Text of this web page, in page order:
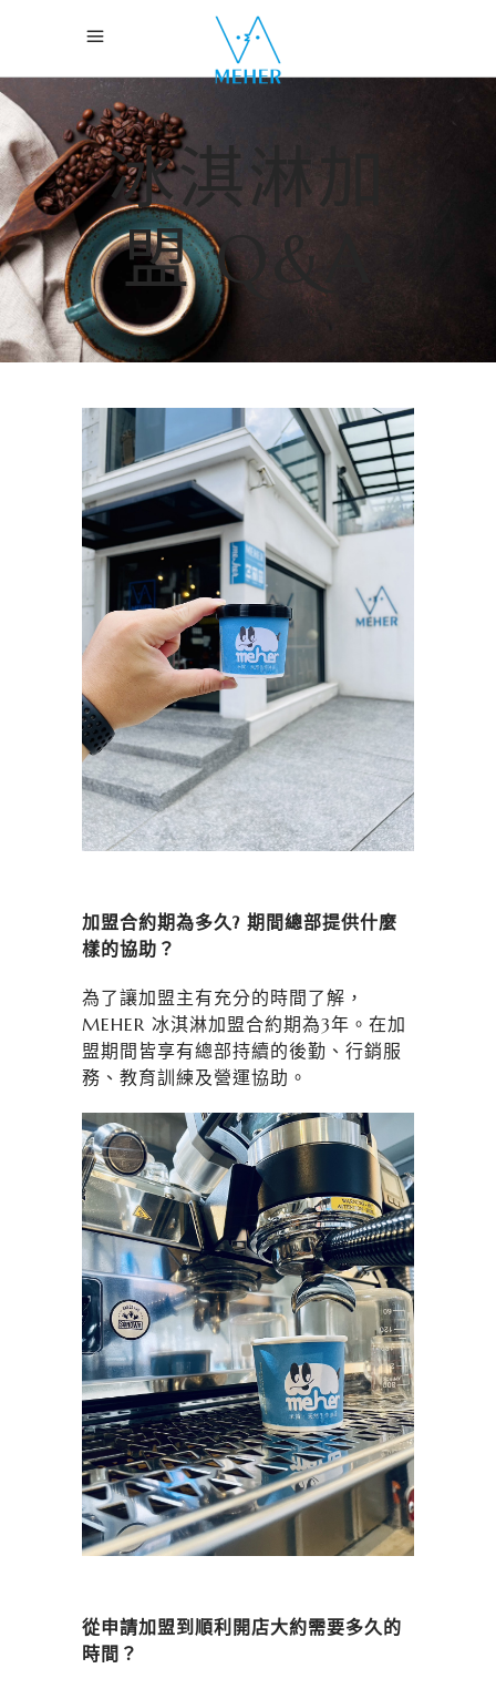
冰淇淋加
盟 Q&A
加盟合約期為多久? 期間總部提供什麼
樣的協助？
為了讓加盟主有充分的時間了解，
MEHER 冰淇淋加盟合約期為3年。在加
盟期間皆享有總部持續的後勤、行銷服
務、教育訓練及營運協助。
從申請加盟到順利開店大約需要多久的
時間？